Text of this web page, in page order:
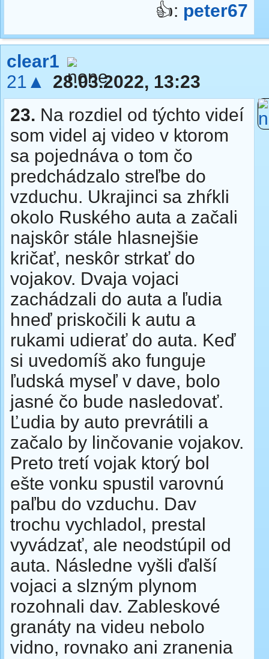
👍: peter67
clear1
21▲
28.03.2022, 13:23
23. Na rozdiel od týchto videí
som videl aj video v ktorom
sa pojednáva o tom čo
predchádzalo streľbe do
vzduchu. Ukrajinci sa zhŕkli
okolo Ruského auta a začali
najskôr stále hlasnejšie
kričať, neskôr strkať do
vojakov. Dvaja vojaci
zachádzali do auta a ľudia
hneď priskočili k autu a
rukami udierať do auta. Keď
si uvedomíš ako funguje
ľudská myseľ v dave, bolo
jasné čo bude nasledovať.
Ľudia by auto prevrátili a
začalo by linčovanie vojakov.
Preto tretí vojak ktorý bol
ešte vonku spustil varovnú
paľbu do vzduchu. Dav
trochu vychladol, prestal
vyvádzať, ale neodstúpil od
auta. Následne vyšli ďalší
vojaci a slzným plynom
rozohnali dav. Zableskové
granáty na videu nebolo
vidno, rovnako ani zranenia